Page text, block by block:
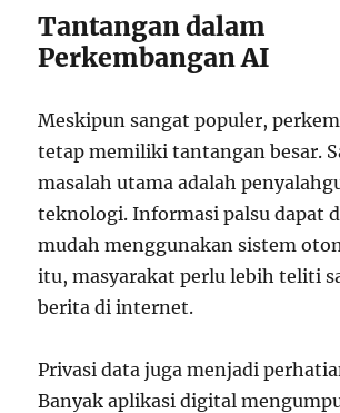
Tantangan dalam
Perkembangan AI
Meskipun sangat populer,
tetap memiliki tantangan besar.
masalah utama adalah
teknologi. Informasi palsu dapat
mudah menggunakan sistem
itu, masyarakat perlu lebih teliti
berita di internet.
Privasi data juga menjadi
Banyak aplikasi digital